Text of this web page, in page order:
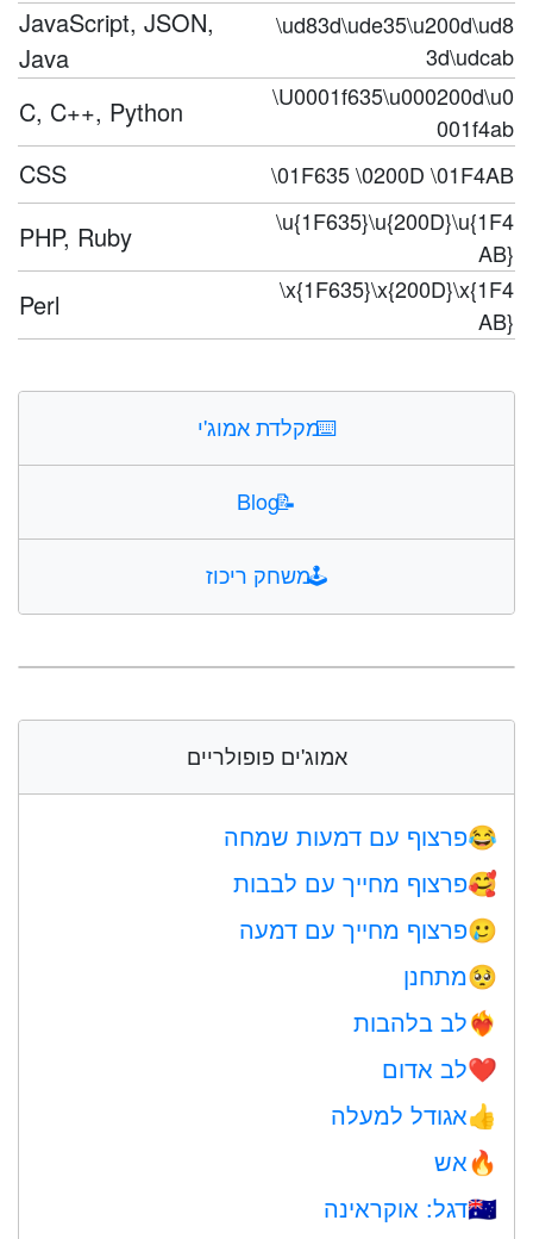
JavaScript, JSON,
Java
\ud83d\ude35\u200d\ud8
3d\udcab
C, C++, Python
\U0001f635\u000200d\u0
001f4ab
CSS \01F635 \0200D \01F4AB
PHP, Ruby
\u{1F635}\u{200D}\u{1F4
AB}
Perl
\x{1F635}\x{200D}\x{1F4
AB}
⌨️מקלדת אמוג'י
📝
Blog
🕹️משחק ריכוז
אמוג'ים פופולריים
😂פרצוף עם דמעות שמחה
🥰פרצוף מחייך עם לבבות
🥲פרצוף מחייך עם דמעה
🥺מתחנן
❤️‍🔥לב בלהבות
❤️לב אדום
👍אגודל למעלה
🔥אש
🇺🇦דגל: אוקראינה